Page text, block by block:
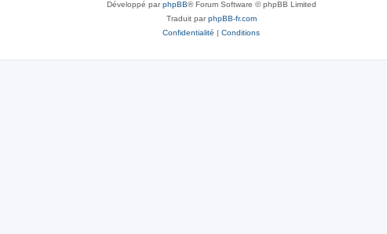
Développé parphpBB® Forum Software © phpBB Limited
Traduit parphpBB-fr.com
Confidentialité | Conditions